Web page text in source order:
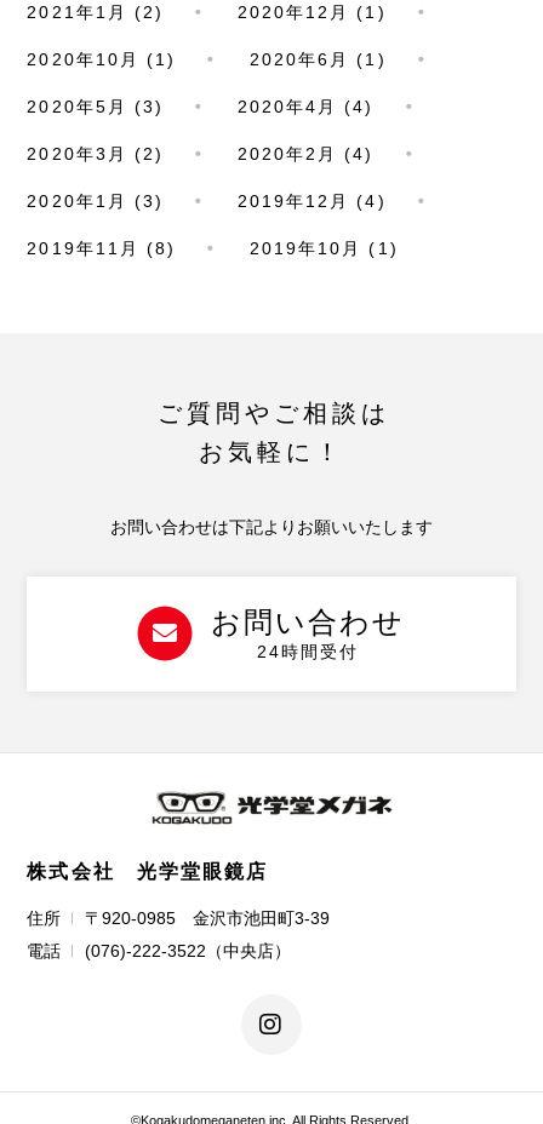
2021年1月 (2) 2020年12月 (1)
2020年10月 (1) 2020年6月 (1)
2020年5月 (3) 2020年4月 (4)
2020年3月 (2) 2020年2月 (4)
2020年1月 (3) 2019年12月 (4)
2019年11月 (8) 2019年10月 (1)
ご質問やご相談は
お気軽に！
お問い合わせは下記よりお願いいたします
お問い合わせ
24時間受付
株式会社 光学堂眼鏡店
住所
〒920-0985 金沢市池田町3-39
電話
(076)-222-3522（中央店）
©️Kogakudomeganeten inc. All Rights Reserved.